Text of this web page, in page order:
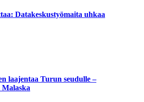
Datakeskustyömaita uhkaa
laajentaa Turun seudulle –